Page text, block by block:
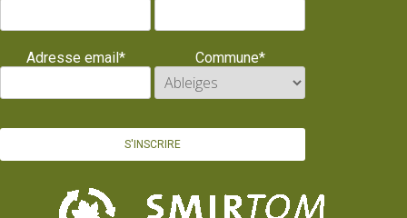
Adresse email* Commune*